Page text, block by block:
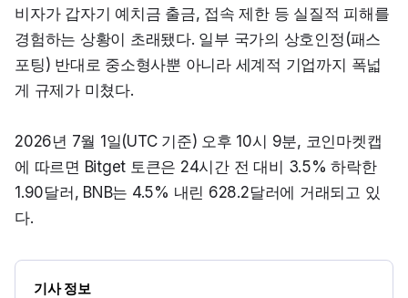
비자가 갑자기 예치금 출금, 접속 제한 등 실질적 피해를
경험하는 상황이 초래됐다. 일부 국가의 상호인정(패스
포팅) 반대로 중소형사뿐 아니라 세계적 기업까지 폭넓
게 규제가 미쳤다.
2026년 7월 1일(UTC 기준) 오후 10시 9분, 코인마켓캡
에 따르면 Bitget 토큰은 24시간 전 대비 3.5% 하락한
1.90달러, BNB는 4.5% 내린 628.2달러에 거래되고 있
다.
기사 정보